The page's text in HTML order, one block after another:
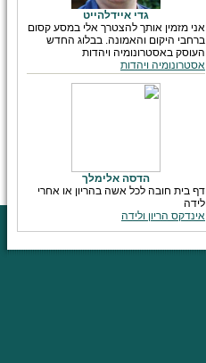
גדי איידלהייט
אני מזמין אותך להצטרך אלי במסע קסום
ברחבי היקום והאמונה. בבלוג החדש
העוסק באסטרונומיה ויהדות
אסטרונומיה ויהדות
הדסה אלימלך
דף בית חובה לכל אשה בהריון או אחרי
לידה
אינדקס הריון ולידה